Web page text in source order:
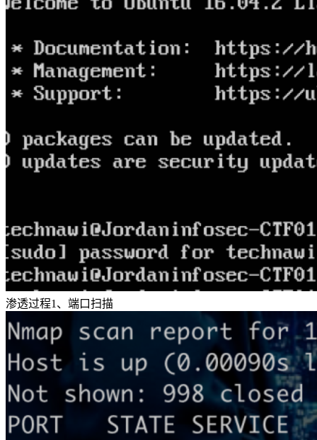
渗透过程1、端口扫描